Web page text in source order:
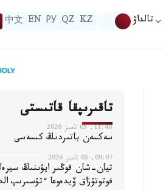
تالداۋ KZ
QZ
РУ
EN
中文
تاقىرىپقا قاتىستى
11:40, 05 تامىز 2026
سەكسەن باتىردىڭ كىسەسى
09:07, 05 تامىز 2026
تيان-شان قوڭىر ايۋىنىڭ
فوتوتۇزاق ۆيدەوعا ءتۇسىرىپ